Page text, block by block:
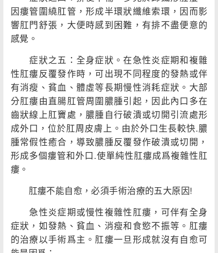
因瘻管圍繞肛管，形成半環狀纖維索環，因而影
響肛門舒張，大便時感到困難，有排不盡便意的
感覺。
症狀之五：全身症狀。在急性炎症期和複雜
性肛瘻反覆發作時，可出現不同程度的發熱或伴
有消瘦、貧血、體虛等長期慢性消耗症狀。大部
分肛瘻由直腸肛管周圍膿腫引起，因此內口多在
齒狀線上肛竇處，膿腫自行破潰或切開引流處形
成外口，位於肛周皮膚上。由於外口生長較快.膿
腫常假性癒合，導致膿腫反覆發作破潰或切開，
形成多個瘻管和外口.使單純性肛瘻成爲複雜性肛
瘻。
肛瘻不能自愈，必須手術治療的五大原因!
急性炎症期或慢性複雜性肛瘻，可伴有全身
症狀，如發熱、貧血、消瘦和食慾不振等。肛瘻
的治療以手術爲主。肛瘻一旦形成就沒有自愈可